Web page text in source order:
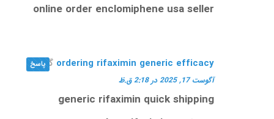
online order enclomiphene usa seller
ordering rifaximin generic efficacy گفت:
آگوست 17, 2025 در 2:18 ق.ظ
generic rifaximin quick shipping
پاسخ